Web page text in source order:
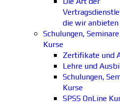
die wir anbieten
Schulungen,
Kurse
Zertifikate und
Lehre und
Schulungen,
Kurse
SPSS OnLine